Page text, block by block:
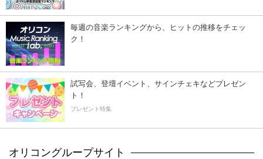
毎週の音楽ランキングから、ヒットの推移をチェッ
ク！
試写会、登壇イベント、サインチェキなどプレゼン
ト！
プレゼント特集
オリコングループサイト